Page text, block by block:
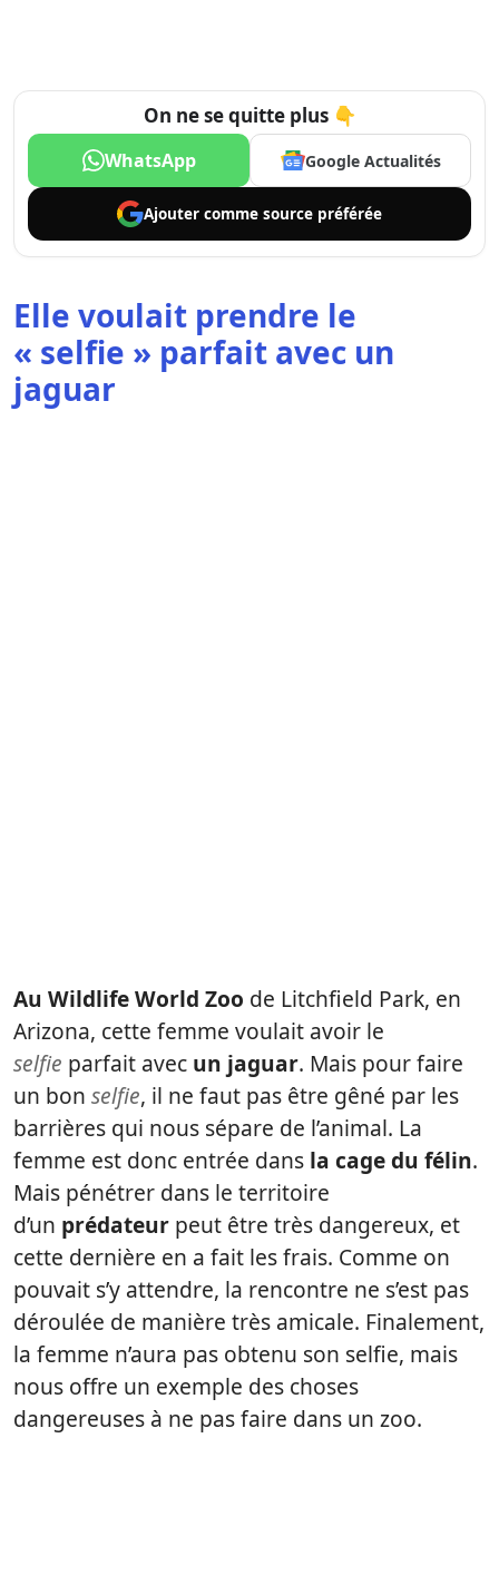
On ne se quitte plus 👇
WhatsApp Google Actualités
Ajouter comme source préférée
Elle voulait prendre le
« selfie » parfait avec un
jaguar
Au Wildlife World Zoo de Litchfield Park, en
Arizona, cette femme voulait avoir le
selfie parfait avec un jaguar. Mais pour faire
un bon selfie, il ne faut pas être gêné par les
barrières qui nous sépare de l’animal. La
femme est donc entrée dans la cage du félin.
Mais pénétrer dans le territoire
d’un prédateur peut être très dangereux, et
cette dernière en a fait les frais. Comme on
pouvait s’y attendre, la rencontre ne s’est pas
déroulée de manière très amicale. Finalement,
la femme n’aura pas obtenu son selfie, mais
nous offre un exemple des choses
dangereuses à ne pas faire dans un zoo.